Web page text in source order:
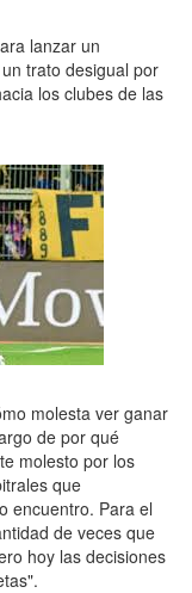
lanzar un
trato desigual por
los clubes de las
molesta ver ganar
de por qué
molesto por los
que
encuentro. Para el
de veces que
hoy las decisiones